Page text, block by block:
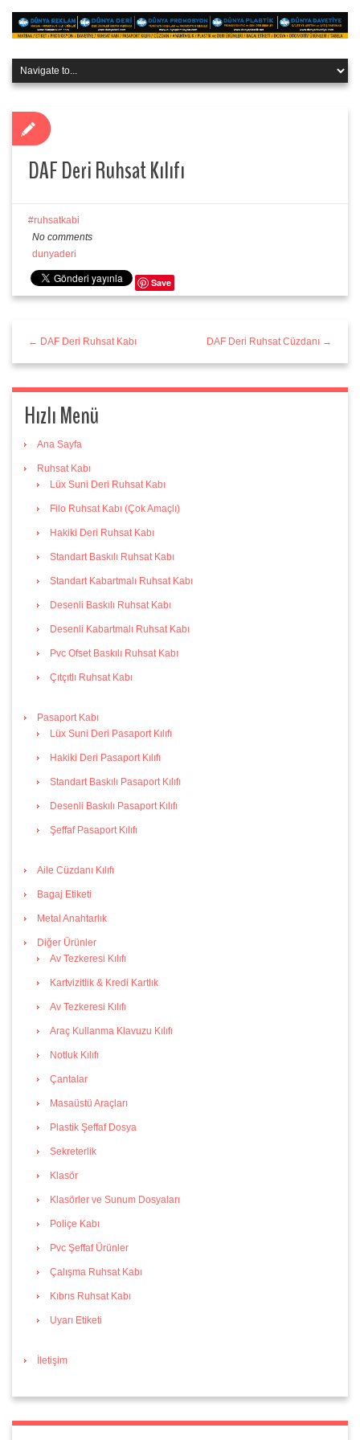
DAF Deri Ruhsat Kılıfı
ruhsatkabi
No comments
dunyaderi
Save
← DAF Deri Ruhsat Kabı DAF Deri Ruhsat Cüzdanı →
Hızlı Menü
Ana Sayfa
Ruhsat Kabı
Lüx Suni Deri Ruhsat Kabı
Filo Ruhsat Kabı (Çok Amaçlı)
Hakiki Deri Ruhsat Kabı
Standart Baskılı Ruhsat Kabı
Standart Kabartmalı Ruhsat Kabı
Desenli Baskılı Ruhsat Kabı
Desenli Kabartmalı Ruhsat Kabı
Pvc Ofset Baskılı Ruhsat Kabı
Çıtçıtlı Ruhsat Kabı
Pasaport Kabı
Lüx Suni Deri Pasaport Kılıfı
Hakiki Deri Pasaport Kılıfı
Standart Baskılı Pasaport Kılıfı
Desenli Baskılı Pasaport Kılıfı
Şeffaf Pasaport Kılıfı
Aile Cüzdanı Kılıfı
Bagaj Etiketi
Metal Anahtarlık
Diğer Ürünler
Av Tezkeresi Kılıfı
Kartvizitlik & Kredi Kartlık
Av Tezkeresi Kılıfı
Araç Kullanma Klavuzu Kılıfı
Notluk Kılıfı
Çantalar
Masaüstü Araçları
Plastik Şeffaf Dosya
Sekreterlik
Klasör
Klasörler ve Sunum Dosyaları
Poliçe Kabı
Pvc Şeffaf Ürünler
Çalışma Ruhsat Kabı
Kıbrıs Ruhsat Kabı
Uyarı Etiketi
İletişim